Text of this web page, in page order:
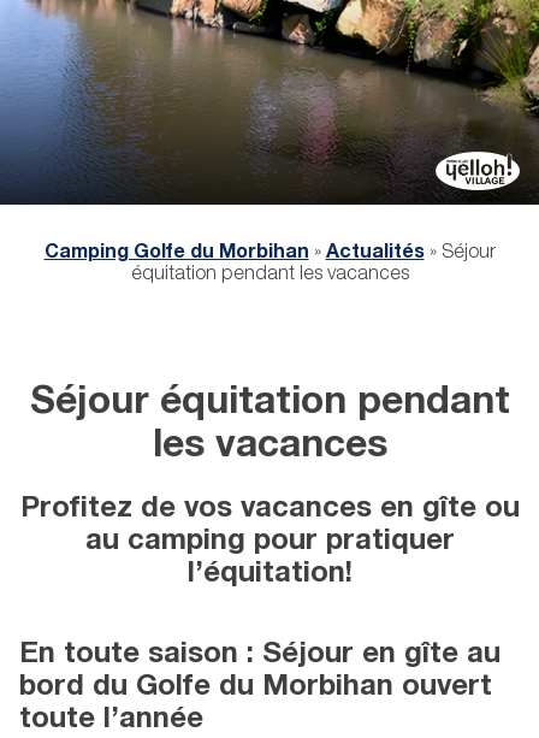
Camping Golfe du Morbihan » Actualités» Séjour
équitation pendant les vacances
Séjour équitation pendant
les vacances
Profitez de vos vacances en gîte ou
au camping pour pratiquer
l’équitation!
En toute saison : Séjour en gîte au
bord du Golfe du Morbihan ouvert
toute l’année